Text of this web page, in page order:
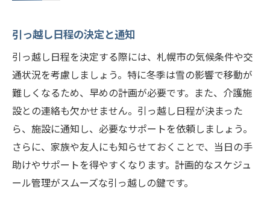
介護施設の種類と特徴を理解する
施設見学のポイントと質問事項
施設の立地と交通アクセスの確認
利用者の声や口コミをチェック
費用とサービス内容の比較
契約前に押さえておくべき要点
引っ越しの成功を左右する介護施設への荷造り
のポイント
必要最低限の荷物を選ぶ
引っ越し日程の決定と通知
引っ越し日程を決定する際には、札幌市の気候条件や交
通状況を考慮しましょう。特に冬季は雪の影響で移動が
難しくなるため、早めの計画が必要です。また、介護施
設との連絡も欠かせません。引っ越し日程が決まった
ら、施設に通知し、必要なサポートを依頼しましょう。
さらに、家族や友人にも知らせておくことで、当日の手
助けやサポートを得やすくなります。計画的なスケジュ
ール管理がスムーズな引っ越しの鍵です。